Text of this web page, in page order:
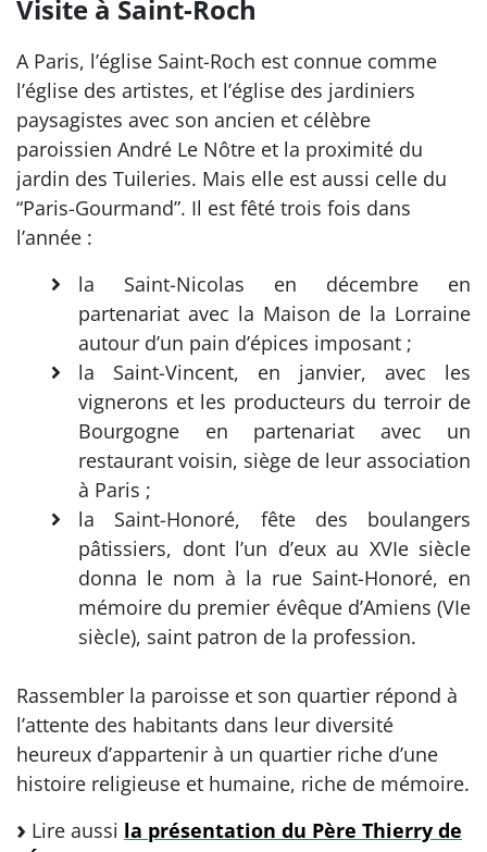
Visite à Saint-Roch
A Paris, l’église Saint-Roch est connue comme
l’église des artistes, et l’église des jardiniers
paysagistes avec son ancien et célèbre
paroissien André Le Nôtre et la proximité du
jardin des Tuileries. Mais elle est aussi celle du
“Paris-Gourmand”. Il est fêté trois fois dans
l’année :
la Saint-Nicolas en décembre en
partenariat avec la Maison de la Lorraine
autour d’un pain d’épices imposant ;
la Saint-Vincent, en janvier, avec les
vignerons et les producteurs du terroir de
Bourgogne en partenariat avec un
restaurant voisin, siège de leur association
à Paris ;
la Saint-Honoré, fête des boulangers
pâtissiers, dont l’un d’eux au XVIe siècle
donna le nom à la rue Saint-Honoré, en
mémoire du premier évêque d’Amiens (VIe
siècle), saint patron de la profession.
Rassembler la paroisse et son quartier répond à
l’attente des habitants dans leur diversité
heureux d’appartenir à un quartier riche d’une
histoire religieuse et humaine, riche de mémoire.
Lire aussi la présentation du Père Thierry de